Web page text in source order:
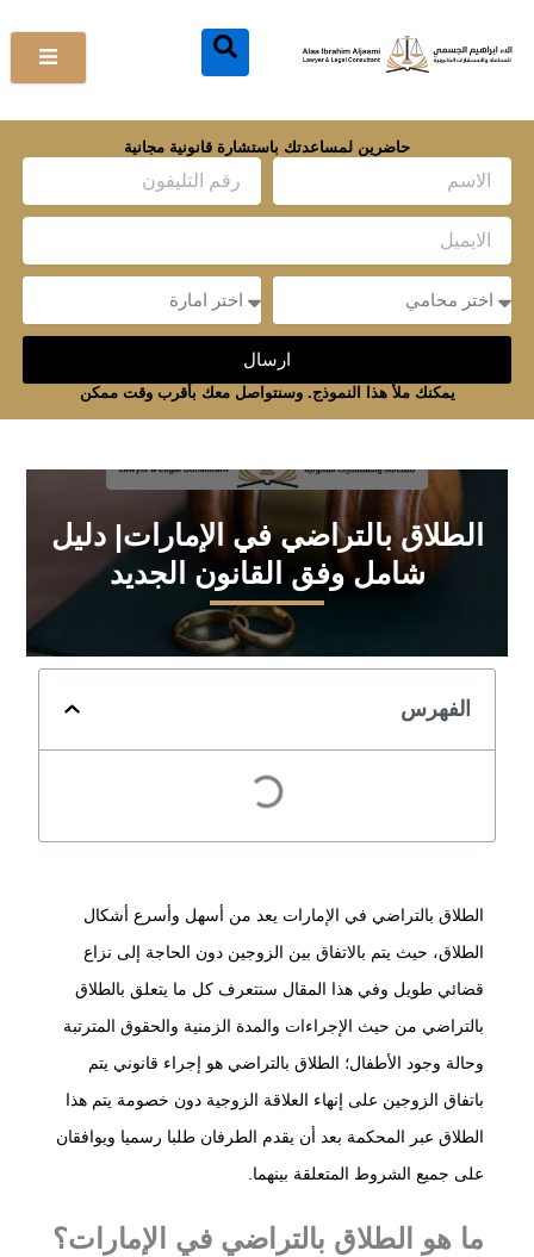
إلى
المحتوى
حاضرين لمساعدتك باستشارة قانونية مجانية
ارسال
يمكنك ملأ هذا النموذج. وسنتواصل معك بأقرب وقت ممكن
الطلاق بالتراضي في الإمارات| دليل
شامل وفق القانون الجديد
الفهرس
الطلاق بالتراضي في الإمارات يعد من أسهل وأسرع أشكال
الطلاق، حيث يتم بالاتفاق بين الزوجين دون الحاجة إلى نزاع
قضائي طويل وفي هذا المقال سنتعرف كل ما يتعلق بالطلاق
بالتراضي من حيث الإجراءات والمدة الزمنية والحقوق المترتبة
وحالة وجود الأطفال؛ الطلاق بالتراضي هو إجراء قانوني يتم
باتفاق الزوجين على إنهاء العلاقة الزوجية دون خصومة يتم هذا
الطلاق عبر المحكمة بعد أن يقدم الطرفان طلبا رسميا ويوافقان
على جميع الشروط المتعلقة بينهما.
ما هو الطلاق بالتراضي في الإمارات؟